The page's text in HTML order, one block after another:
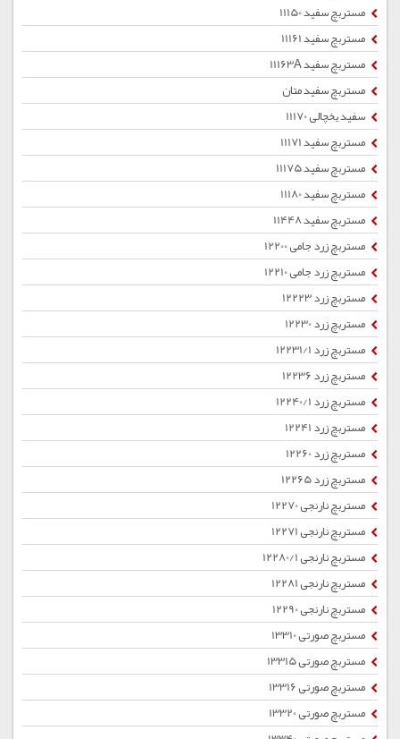
مستربچ سفید 11150
مستربچ سفید 11161
مستربچ سفید 11163A
مستربچ سفید متان
سفید یخچالی 11170
مستربچ سفید 11171
مستربچ سفید 11175
مستربچ سفید 11180
مستربچ سفید 11448
مستربچ زرد جامی 12200
مستربچ زرد جامی 12210
مستربچ زرد 12223
مستربچ زرد 12230
مستربچ زرد 12231/1
مستربچ زرد 12236
مستربچ زرد 12240/1
مستربچ زرد 12241
مستربچ زرد 12260
مستربچ زرد 12265
مستربچ نارنجی 12270
مستربچ نارنجی 12271
مستربچ نارنجی 12280/1
مستربچ نارنجی 12281
مستربچ نارنجی 12290
مستربچ صورتی 13310
مستربچ صورتی 13315
مستربچ صورتی 13316
مستربچ صورتی 13320